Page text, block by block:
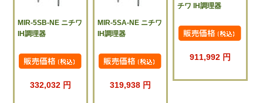
MIR-5SB-NE ニチワ
IH調理器
332,032 円
MIR-5SA-NE ニチワ
IH調理器
319,938 円
チワ IH調理器
911,992 円